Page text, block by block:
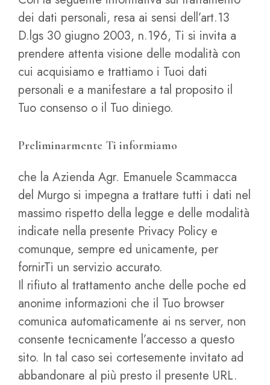
dei dati personali, resa ai sensi dell’art.13
D.lgs 30 giugno 2003, n.196, Ti si invita a
prendere attenta visione delle modalità con
cui acquisiamo e trattiamo i Tuoi dati
personali e a manifestare a tal proposito il
Tuo consenso o il Tuo diniego.
Preliminarmente Ti informiamo
che la Azienda Agr. Emanuele Scammacca
del Murgo si impegna a trattare tutti i dati nel
massimo rispetto della legge e delle modalità
indicate nella presente Privacy Policy e
comunque, sempre ed unicamente, per
fornirTi un servizio accurato.
Il rifiuto al trattamento anche delle poche ed
anonime informazioni che il Tuo browser
comunica automaticamente ai ns server, non
consente tecnicamente l’accesso a questo
sito. In tal caso sei cortesemente invitato ad
abbandonare al più presto il presente URL.